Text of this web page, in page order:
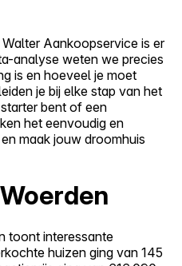
Aankoopservice is er
analyse weten we precies
is en hoeveel je moet
je bij elke stap van het
bent of een
het eenvoudig en
maak jouw droomhuis
toont interessante
huizen ging van 145